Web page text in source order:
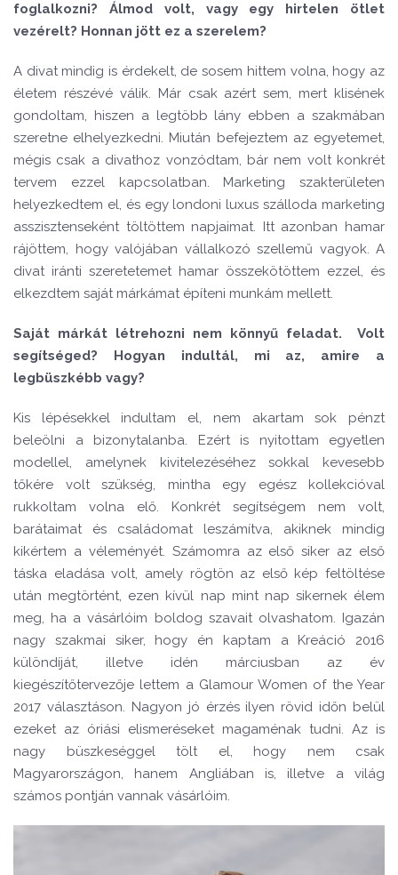
foglalkozni? Álmod volt, vagy egy hirtelen ötlet
vezérelt? Honnan jött ez a szerelem?
A divat mindig is érdekelt, de sosem hittem volna, hogy az
életem részévé válik. Már csak azért sem, mert klisének
gondoltam, hiszen a legtöbb lány ebben a szakmában
szeretne elhelyezkedni. Miután befejeztem az egyetemet,
mégis csak a divathoz vonzódtam, bár nem volt konkrét
tervem ezzel kapcsolatban. Marketing szakterületen
helyezkedtem el, és egy londoni luxus szálloda marketing
asszisztenseként töltöttem napjaimat. Itt azonban hamar
rájöttem, hogy valójában vállalkozó szellemű vagyok. A
divat iránti szeretetemet hamar összekötöttem ezzel, és
elkezdtem saját márkámat építeni munkám mellett.
Saját márkát létrehozni nem könnyű feladat. Volt
segítséged? Hogyan indultál, mi az, amire a
legbüszkébb vagy?
Kis lépésekkel indultam el, nem akartam sok pénzt
beleölni a bizonytalanba. Ezért is nyitottam egyetlen
modellel, amelynek kivitelezéséhez sokkal kevesebb
tőkére volt szükség, mintha egy egész kollekcióval
rukkoltam volna elő. Konkrét segítségem nem volt,
barátaimat és családomat leszámítva, akiknek mindig
kikértem a véleményét. Számomra az első siker az első
táska eladása volt, amely rögtön az első kép feltöltése
után megtörtént, ezen kívül nap mint nap sikernek élem
meg, ha a vásárlóim boldog szavait olvashatom. Igazán
nagy szakmai siker, hogy én kaptam a Kreáció 2016
különdíját, illetve idén márciusban az év
kiegészítőtervezője lettem a Glamour Women of the Year
2017 választáson. Nagyon jó érzés ilyen rövid időn belül
ezeket az óriási elismeréseket magaménak tudni. Az is
nagy büszkeséggel tölt el, hogy nem csak
Magyarországon, hanem Angliában is, illetve a világ
számos pontján vannak vásárlóim.